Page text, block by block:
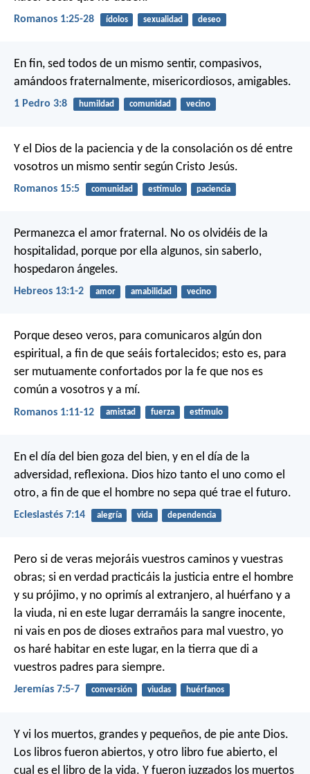
Romanos 1:25-28 ídolos sexualidad deseo
En fin, sed todos de un mismo sentir, compasivos,
amándoos fraternalmente, misericordiosos, amigables.
1 Pedro 3:8 humildad comunidad vecino
Y el Dios de la paciencia y de la consolación os dé entre
vosotros un mismo sentir según Cristo Jesús.
Romanos 15:5 comunidad estímulo paciencia
Permanezca el amor fraternal. No os olvidéis de la
hospitalidad, porque por ella algunos, sin saberlo,
hospedaron ángeles.
Hebreos 13:1-2 amor amabilidad vecino
Porque deseo veros, para comunicaros algún don
espiritual, a fin de que seáis fortalecidos; esto es, para
ser mutuamente confortados por la fe que nos es
común a vosotros y a mí.
Romanos 1:11-12 amistad fuerza estímulo
En el día del bien goza del bien, y en el día de la
adversidad, reflexiona. Dios hizo tanto el uno como el
otro, a fin de que el hombre no sepa qué trae el futuro.
Eclesiastés 7:14 alegría vida dependencia
Pero si de veras mejoráis vuestros caminos y vuestras
obras; si en verdad practicáis la justicia entre el hombre
y su prójimo, y no oprimís al extranjero, al huérfano y a
la viuda, ni en este lugar derramáis la sangre inocente,
ni vais en pos de dioses extraños para mal vuestro, yo
os haré habitar en este lugar, en la tierra que di a
vuestros padres para siempre.
Jeremías 7:5-7 conversión viudas huérfanos
Y vi los muertos, grandes y pequeños, de pie ante Dios.
Los libros fueron abiertos, y otro libro fue abierto, el
cual es el libro de la vida. Y fueron juzgados los muertos